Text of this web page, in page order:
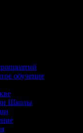
обучение
Школы